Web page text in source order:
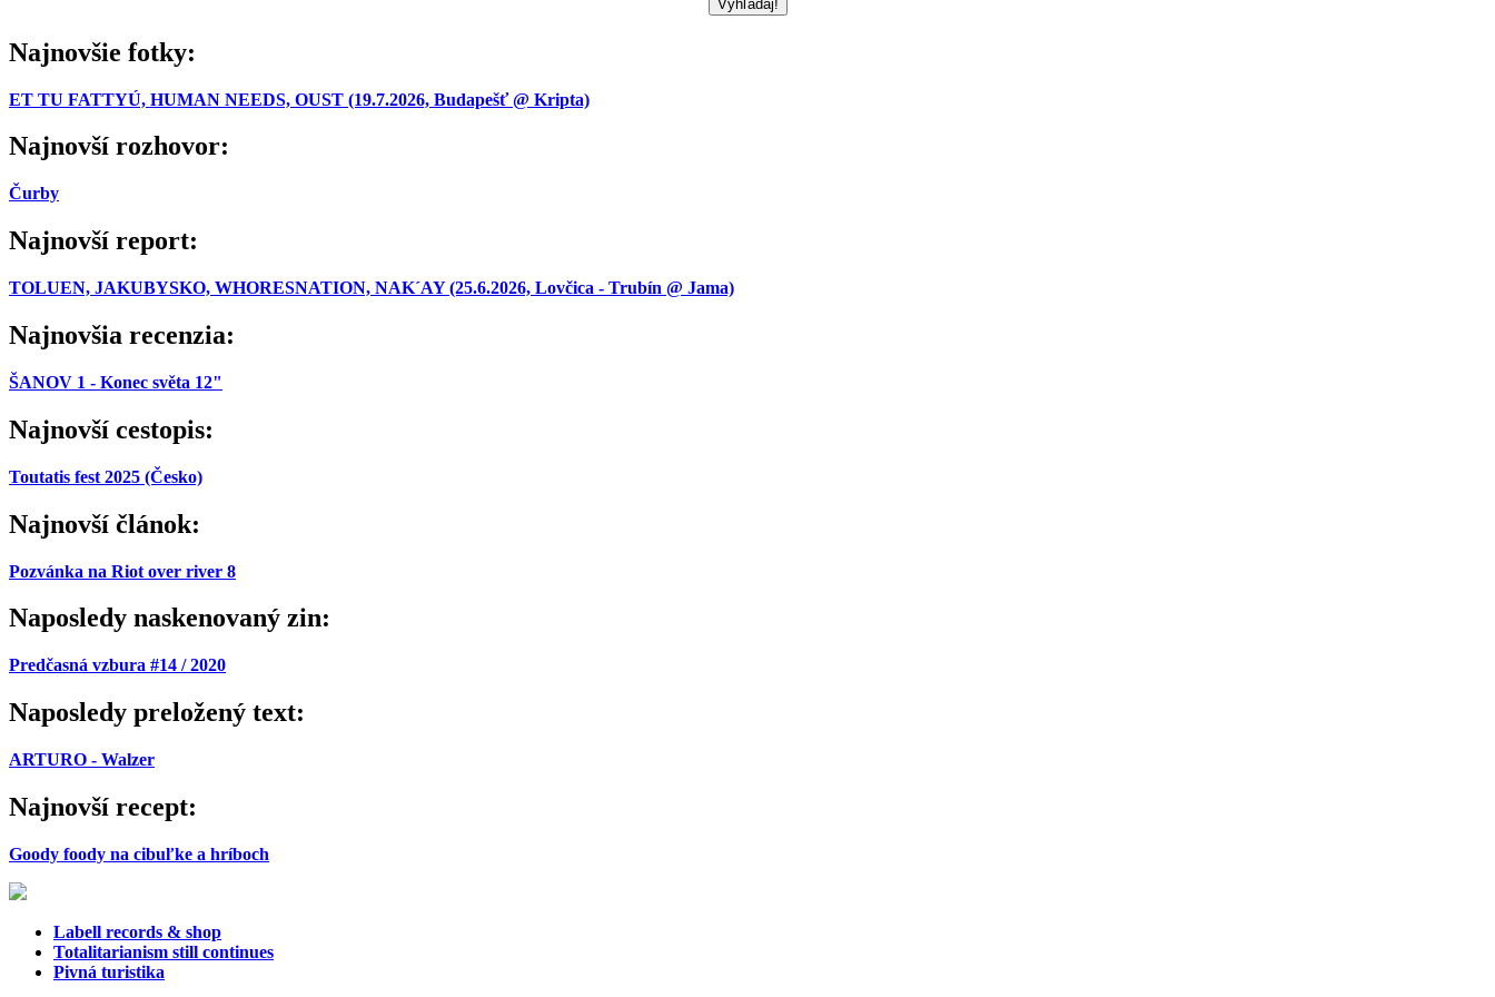
Najnovšie fotky:
ET TU FATTYÚ, HUMAN NEEDS, OUST (19.7.2026, Budapešť @ Kripta)
Najnovší rozhovor:
Čurby
Najnovší report:
TOLUEN, JAKUBYSKO, WHORESNATION, NAK´AY (25.6.2026, Lovčica - Trubín @ Jama)
Najnovšia recenzia:
ŠANOV 1 - Konec světa 12"
Najnovší cestopis:
Toutatis fest 2025 (Česko)
Najnovší článok:
Pozvánka na Riot over river 8
Naposledy naskenovaný zin:
Predčasná vzbura #14 / 2020
Naposledy preložený text:
ARTURO - Walzer
Najnovší recept:
Goody foody na cibuľke a hríboch
Labell records & shop
Totalitarianism still continues
Pivná turistika